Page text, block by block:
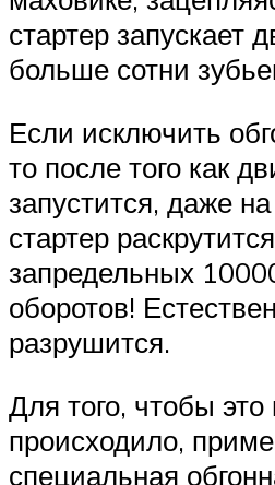
стартер запускает
больше сотни
Если исключить
то после того как
запустится, даже
стартер
запредельных
оборотов!
разрушится.
Для того, чтобы это
происходило,
специальная